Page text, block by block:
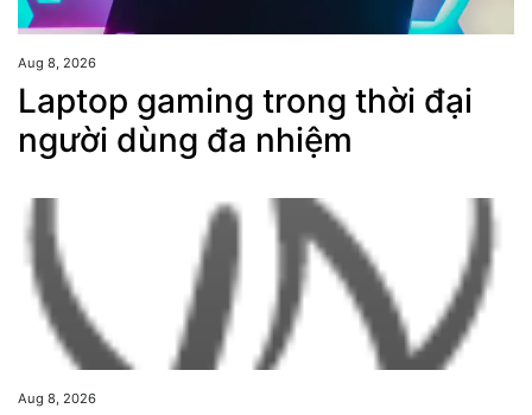
Aug 8, 2026
Laptop gaming trong thời đại
người dùng đa nhiệm
Aug 8, 2026